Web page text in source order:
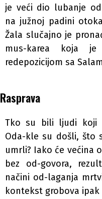
je veći dio lubanje
na južnoj padini
Žala slučajno je
mus-karea koja
redepozicijom sa
Rasprava
Tko su bili ljudi koji
Oda-kle su došli, što
umrli? Iako će većina
bez od-govora,
načini od-laganja
kontekst grobova